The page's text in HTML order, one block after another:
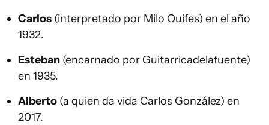
Carlos (interpretado por Milo Quifes) en el año
1932.
Esteban (encarnado por Guitarricadelafuente)
en 1935.
Alberto (a quien da vida Carlos González) en
2017.